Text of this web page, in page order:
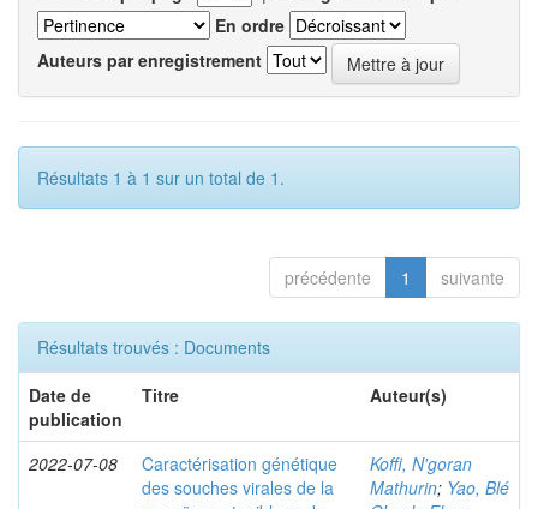
En ordre
Auteurs par enregistrement
Résultats 1 à 1 sur un total de 1.
précédente 1 suivante
Résultats trouvés : Documents
Date de
publication
Titre Auteur(s)
2022-07-08
Caractérisation génétique
des souches virales de la
Koffi, N'goran
Mathurin; Yao, Blé